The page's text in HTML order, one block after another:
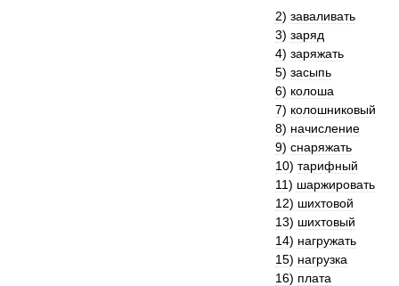
2) заваливать
3) заряд
4) заряжать
5) засыпь
6) колоша
7) колошниковый
8) начисление
9) снаряжать
10) тарифный
11) шаржировать
12) шихтовой
13) шихтовый
14) нагружать
15) нагрузка
16) плата